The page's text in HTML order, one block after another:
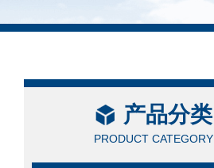
产品分类
PRODUCT CATEGORY